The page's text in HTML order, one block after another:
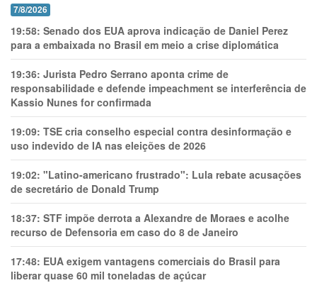
7/8/2026
19:58: Senado dos EUA aprova indicação de Daniel Perez
para a embaixada no Brasil em meio a crise diplomática
19:36: Jurista Pedro Serrano aponta crime de
responsabilidade e defende impeachment se interferência de
Kassio Nunes for confirmada
19:09: TSE cria conselho especial contra desinformação e
uso indevido de IA nas eleições de 2026
19:02: "Latino-americano frustrado": Lula rebate acusações
de secretário de Donald Trump
18:37: STF impõe derrota a Alexandre de Moraes e acolhe
recurso de Defensoria em caso do 8 de Janeiro
17:48: EUA exigem vantagens comerciais do Brasil para
liberar quase 60 mil toneladas de açúcar